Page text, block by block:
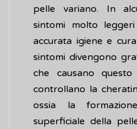
pelle variano. In
sintomi molto
accurata igiene e
sintomi divengono
che causano
controllano la
ossia la
superficiale della